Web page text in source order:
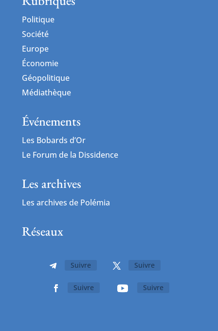
Politique
Société
Europe
Économie
Géopolitique
Médiathèque
Événements
Les Bobards d’Or
Le Forum de la Dissidence
Les archives
Les archives de Polémia
Réseaux
Suivre Suivre
Suivre Suivre